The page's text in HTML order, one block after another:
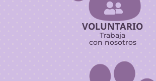

VOLUNTARIO
Trabaja
con nosotros